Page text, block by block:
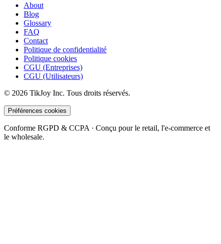
About
Blog
Glossary
FAQ
Contact
Politique de confidentialité
Politique cookies
CGU (Entreprises)
CGU (Utilisateurs)
© 2026 TikJoy Inc. Tous droits réservés.
Préférences cookies
Conforme RGPD & CCPA · Conçu pour le retail, l'e-commerce et
le wholesale.